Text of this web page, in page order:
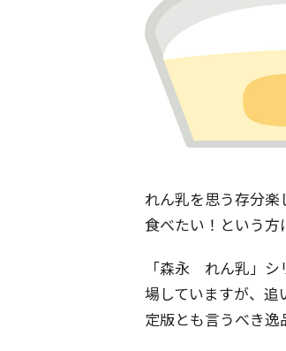
れん乳を思う存分
食べたい！という方
「森永 れん乳」シ
場していますが、
定版とも言うべき逸